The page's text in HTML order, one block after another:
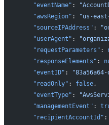
    "eventName"
:
    "awsRegion"
: "us-
    "sourceIPAddress"
:
    "userAgent"
:
    "requestParameters"
:
    "responseElements"
:
    "eventID"
:
    "readOnly"
: false,
    "eventType"
:
    "managementEvent"
:
    "recipientAccountId"
: